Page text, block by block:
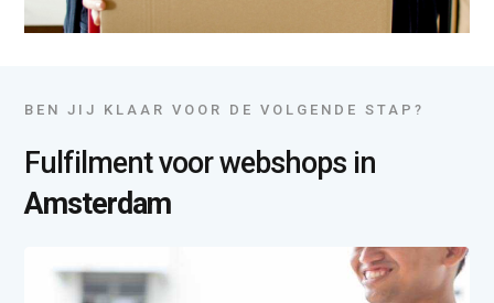
BEN JIJ KLAAR VOOR DE VOLGENDE STAP?
Fulfilment voor webshops in
Amsterdam